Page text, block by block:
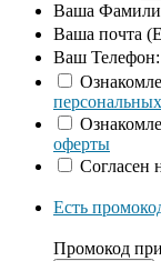
Ваша
Ваша почта
Ваш Телефон:
оферты
Согласен
Есть
Промокод